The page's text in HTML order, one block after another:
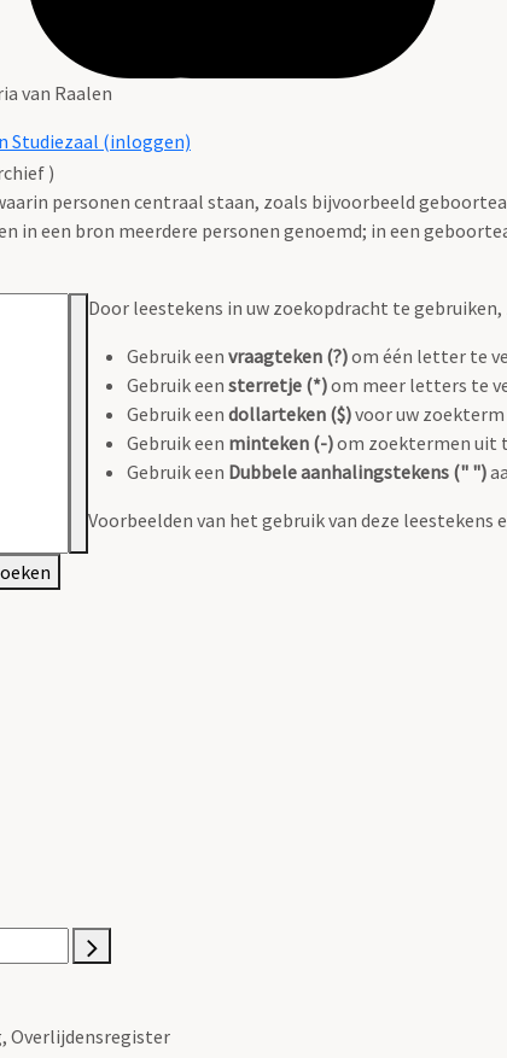
van Raalen
Studiezaal (inloggen)
)
personen centraal staan, zoals bijvoorbeeld
in een bron meerdere personen genoemd; in een
Door leestekens in uw zoekopdracht te
Gebruik een vraagteken (?)om één letter te
Gebruik een sterretje (*)om meer letters te
Gebruik een dollarteken ($)voor uw
Gebruik een minteken (-)om zoektermen uit
Gebruik een Dubbele aanhalingstekens (" ")
Voorbeelden van het gebruik van deze leestekens
Overlijdensregister